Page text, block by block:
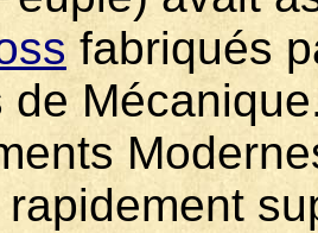
fabriqués
de